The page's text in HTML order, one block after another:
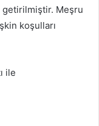
getirilmiştir. Meşru
koşulları
ile